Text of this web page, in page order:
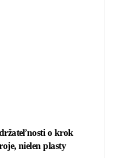
o krok
nielen plasty